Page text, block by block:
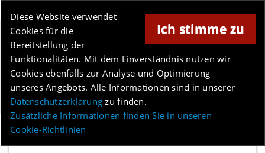
Ich stimme zu
Diese Website verwendet
Cookies für die
Bereitstellung der
Funktionalitäten. Mit dem Einverständnis nutzen wir
Cookies ebenfalls zur Analyse und Optimierung
unseres Angebots. Alle Informationen sind in unserer
Datenschutzerklärung zu finden.
Zusätzliche Informationen finden Sie in unseren
Cookie-Richtlinien
Anzeige
Menü